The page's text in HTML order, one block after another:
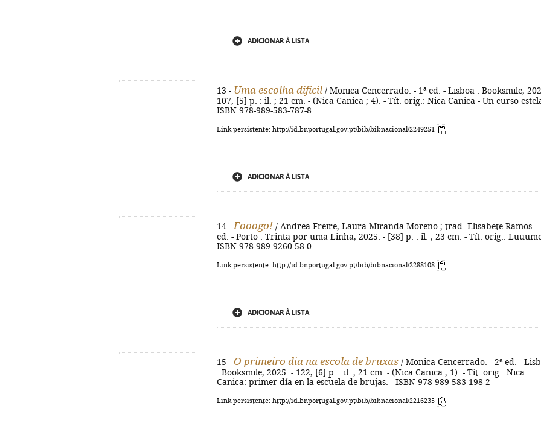
ADICIONAR À LISTA
13 - Uma escolha difícil / Monica Cencerrado. - 1ª ed. - Lisboa : Booksmile,
107, [5] p. : il. ; 21 cm. - (Nica Canica ; 4). - Tít. orig.: Nica Canica - Un curso
ISBN 978-989-583-787-8
Link persistente: http://id.bnportugal.gov.pt/bib/bibnacional/2249251
ADICIONAR À LISTA
14 - Fooogo! / Andrea Freire, Laura Miranda Moreno ; trad. Elisabete Ramos. -
ed. - Porto : Trinta por uma Linha, 2025. - [38] p. : il. ; 23 cm. - Tít. orig.:
ISBN 978-989-9260-58-0
Link persistente: http://id.bnportugal.gov.pt/bib/bibnacional/2288108
ADICIONAR À LISTA
15 - O primeiro dia na escola de bruxas / Monica Cencerrado. - 2ª ed. -
: Booksmile, 2025. - 122, [6] p. : il. ; 21 cm. - (Nica Canica ; 1). - Tít. orig.: Nica
Canica: primer día en la escuela de brujas. - ISBN 978-989-583-198-2
Link persistente: http://id.bnportugal.gov.pt/bib/bibnacional/2216235